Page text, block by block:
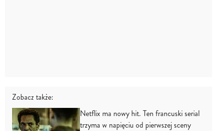
Zobacz także:
Netflix ma nowy hit. Ten francuski serial
trzyma w napięciu od pierwszej sceny